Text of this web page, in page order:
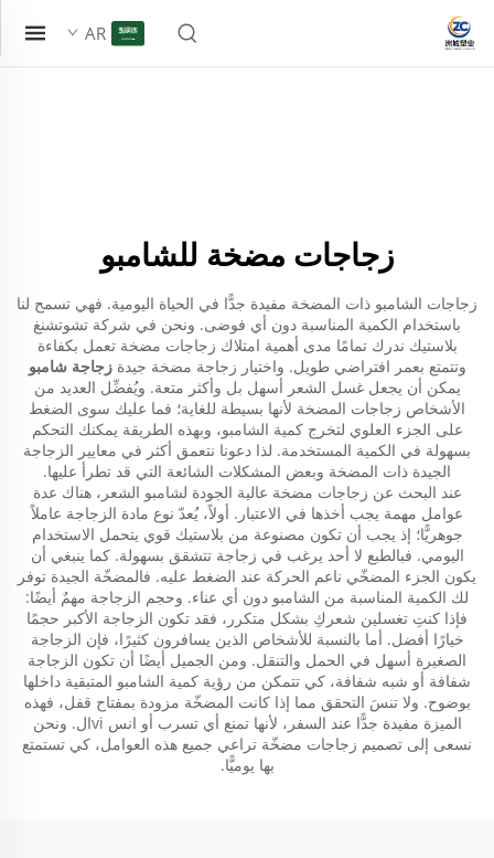
AR
زجاجات مضخة للشامبو
زجاجات الشامبو ذات المضخة مفيدة جدًّا في الحياة اليومية. فهي تسمح لنا
باستخدام الكمية المناسبة دون أي فوضى. ونحن في شركة تشوتشنغ
بلاستيك ندرك تمامًا مدى أهمية امتلاك زجاجات مضخة تعمل بكفاءة
وتتمتع بعمر افتراضي طويل. واختيار زجاجة مضخة جيدةزجاجة شامبو
يمكن أن يجعل غسل الشعر أسهل بل وأكثر متعة. ويُفضِّل العديد من
الأشخاص زجاجات المضخة لأنها بسيطة للغاية؛ فما عليك سوى الضغط
على الجزء العلوي لتخرج كمية الشامبو، وبهذه الطريقة يمكنك التحكم
بسهولة في الكمية المستخدمة. لذا دعونا نتعمق أكثر في معايير الزجاجة
الجيدة ذات المضخة وبعض المشكلات الشائعة التي قد تطرأ عليها.
عند البحث عن زجاجات مضخة عالية الجودة لشامبو الشعر، هناك عدة
عوامل مهمة يجب أخذها في الاعتبار. أولاً، يُعدّ نوع مادة الزجاجة عاملاً
جوهريًّا؛ إذ يجب أن تكون مصنوعة من بلاستيك قوي يتحمل الاستخدام
اليومي. فبالطبع لا أحد يرغب في زجاجة تتشقق بسهولة. كما ينبغي أن
يكون الجزء المضخّي ناعم الحركة عند الضغط عليه. فالمضخّة الجيدة توفر
لك الكمية المناسبة من الشامبو دون أي عناء. وحجم الزجاجة مهمٌ أيضًا:
فإذا كنتِ تغسلين شعركِ بشكل متكرر، فقد تكون الزجاجة الأكبر حجمًا
خيارًا أفضل. أما بالنسبة للأشخاص الذين يسافرون كثيرًا، فإن الزجاجة
الصغيرة أسهل في الحمل والتنقل. ومن الجميل أيضًا أن تكون الزجاجة
شفافة أو شبه شفافة، كي تتمكن من رؤية كمية الشامبو المتبقية داخلها
بوضوح. ولا تنسَ التحقق مما إذا كانت المضخّة مزودة بمفتاح قفل، فهذه
الميزة مفيدة جدًّا عند السفر، لأنها تمنع أي تسرب أو انس viال. ونحن
نسعى إلى تصميم زجاجات مضخّة تراعي جميع هذه العوامل، كي تستمتع
بها يوميًّا.